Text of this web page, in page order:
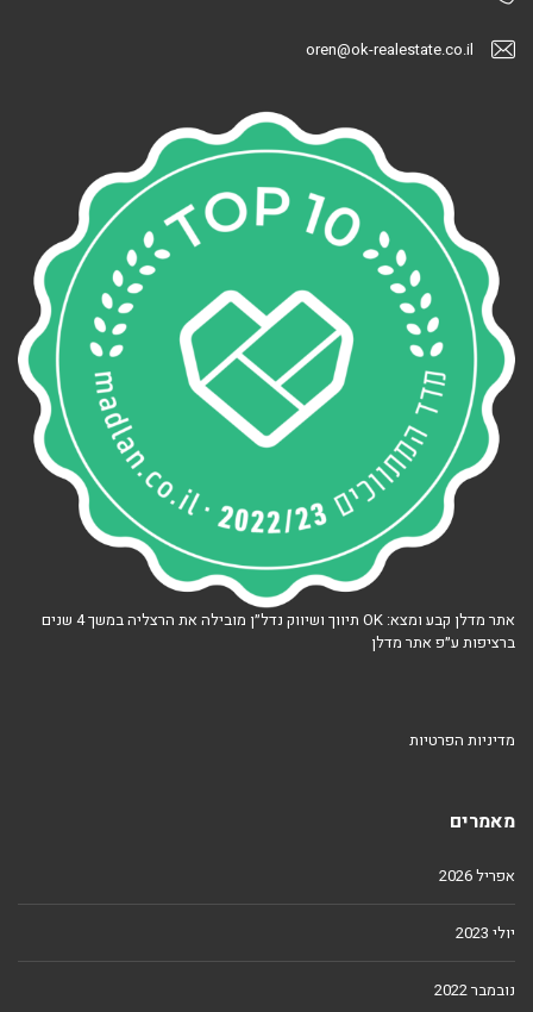
oren@ok-realestate.co.il
אתר מדלן קבע ומצא: OK תיווך ושיווק נדל״ן מובילה את הרצליה במשך 4 שנים
ברציפות ע״פ אתר מדלן
מדיניות הפרטיות
מאמרים
אפריל 2026
יולי 2023
נובמבר 2022